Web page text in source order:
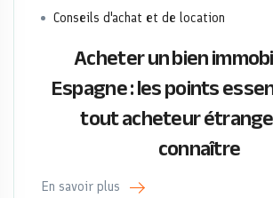
Conseils d'achat et de location
Acheter un bien
Espagne : les points
tout acheteur
connaître
En savoir plus